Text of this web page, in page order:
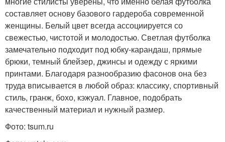
составляет основу базового гардероба современной
женщины. Белый цвет всегда ассоциируется со
свежестью, чистотой и молодостью. Светлая футболка
замечательно подходит под юбку-карандаш, прямые
брюки, темный блейзер, джинсы и одежду с яркими
принтами. Благодаря разнообразию фасонов она без
труда вписывается в любой образ: классику, спортивный
стиль, гранж, бохо, кэжуал. Главное, подобрать
качественный материал и нужный размер.
Фото: tsum.ru